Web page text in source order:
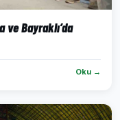
Bayraklı’da
Oku →